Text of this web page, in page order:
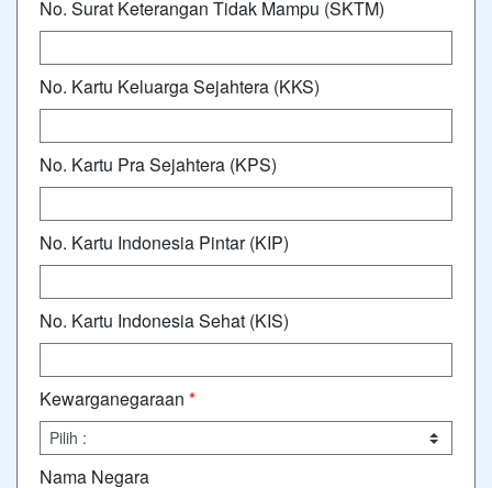
No. Surat Keterangan Tidak Mampu (SKTM)
No. Kartu Keluarga Sejahtera (KKS)
No. Kartu Pra Sejahtera (KPS)
No. Kartu Indonesia Pintar (KIP)
No. Kartu Indonesia Sehat (KIS)
Kewarganegaraan *
Nama Negara